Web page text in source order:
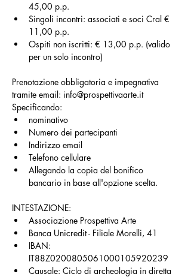
45,00 p.p.
Singoli incontri: associati e soci Cral €
11,00 p.p.
Ospiti non iscritti: € 13,00 p.p. (valido
per un solo incontro)
Prenotazione obbligatoria e impegnativa
tramite email: info@prospettivaarte.it
Specificando:
nominativo
Numero dei partecipanti
Indirizzo email
Telefono cellulare
Allegando la copia del bonifico
bancario in base all'opzione scelta.
INTESTAZIONE:
Associazione Prospettiva Arte
Banca Unicredit - Filiale Morelli, 41
IBAN:
IT88Z0200805061000105920239
Causale: Ciclo di archeologia in diretta